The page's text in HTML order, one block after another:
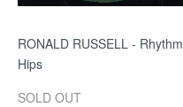
RONALD RUSSELL - Rhythm
Hips
SOLD OUT